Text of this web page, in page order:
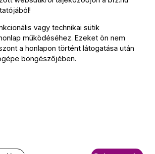
!
vagy technikai sütik
működéséhez. Ezeket ön nem
a honlapon történt látogatása után
böngészőjében.